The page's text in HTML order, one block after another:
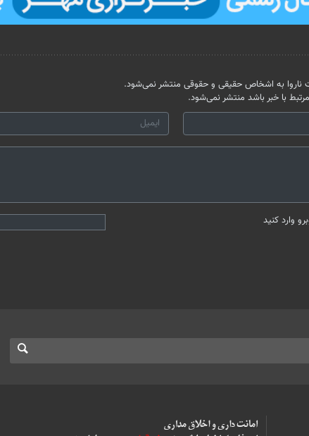
ناروا به اشخاص حقیقی و حقوقی منتشر نمی‌شود.
با خبر باشد منتشر نمی‌شود.
وارد کنید